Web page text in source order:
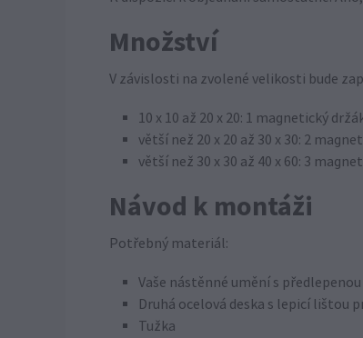
Množství
V závislosti na zvolené velikosti bude
10 x 10 až 20 x 20: 1 magnetický
větší než 20 x 20 až 30 x 30: 2
větší než 30 x 30 až 40 x 60: 3
Návod k montáži
Potřebný materiál:
Vaše nástěnné umění s
Druhá ocelová deska s lepicí lištou
Tužka